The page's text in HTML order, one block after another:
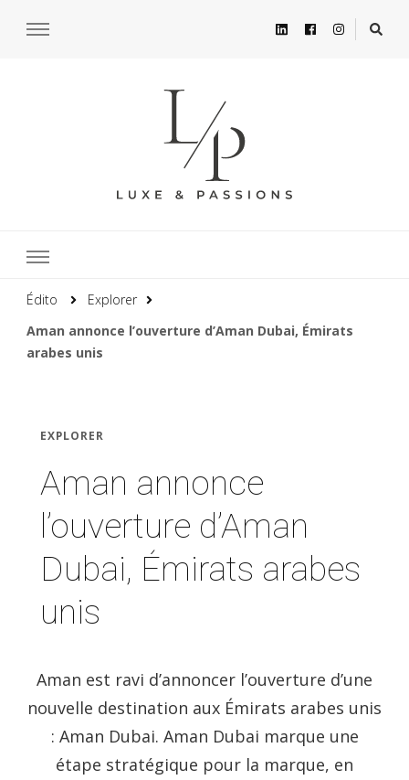
Édito
Explorer
Aman annonce l’ouverture d’Aman Dubai, Émirats
arabes unis
EXPLORER
Aman annonce
l’ouverture d’Aman
Dubai, Émirats arabes
unis
Aman est ravi d’annoncer l’ouverture d’une
nouvelle destination aux Émirats arabes unis
: Aman Dubai. Aman Dubai marque une
étape stratégique pour la marque, en